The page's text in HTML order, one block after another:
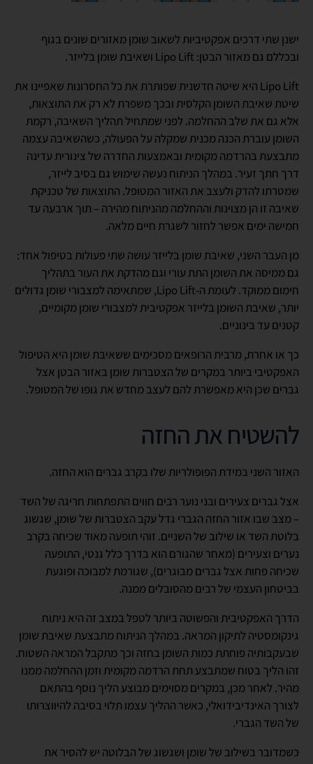
ישנן שתי דרכים אפקטיביות לשאוב שומן מאזורים שונים בגוף
ובכללם גם מאזור הבטן: Lipo Lift ושאיבת שומן בלייזר.
Lipo Lift היא שיטה חדשנית שפותרת את כל החסרונות שאפיינו את
שיטת שאיבת השומן הקלסית ובכך משפרת לא רק את התוצאות,
אלא גם את שלב ההחלמה. לפני שמתחיל תהליך השאיבה, רקמת
השומן עוברת הכנה מכנית שמקלה על הפעולה, כשהשאיבה עצמה
מתבצעת בהרדמה מקומית ובאמצעות החדרה של צינורית עדינה
דרך חתך זעיר. במהלך הניתוח נעשה שימוש גם בסיב לייזר,
שמטרתו להדק ולעצב את האזור המטופל. התוצאות של טכניקת
שאיבה זו הן מצוינות וההחלמה מהניתוח מהירה – תוך ארבעה עד
חמישה ימים אפשר לחזור לשגרת חיים מלאה.
מן העבר השני, שאיבת שומן בלייזר עושה שתי פעולות בטיפול אחד:
גם ממיסה את השומן התת עורי וגם מהדקת את העור בתהליך
חימום ממוקד. לעומת ה-Lipo Lift, שמתאימה למצבורי שומן גדולים
יותר, שאיבת השומן בלייזר אפקטיבית למצבורי שומן מקומיים,
קטנים עד בינוניים.
כך או אחרת, מרבית הרופאים מסכימים ששאיבת שומן היא הטיפול
האפקטיבי ביותר במקרים של הצטברות שומן באזור הבטן אצל
גברים שכן היא מאפשרת להם לעצב מחדש את גופו של המטופל.
להשטיח את החזה
האזור השני במידת הפופולריות שלו בקרב גברים הוא החזה.
אצל גברים צעירים ובני נוער רבים חווים התפתחות חריגה של השד
– מצב שבו אזור החזה הגברי גדל עקב הצטברות של שומן, שגשוג
בלוטת השד או שילוב של השניים. זוהי תופעה מאוד שכיחה בקרב
נערים וצעירים (מאחר שהגורם הוא בדרך כלל גנטי, התופעה
שכיחה פחות אצל גברים מבוגרים), שגורמת למבוכה ופוגעת
בביטחון העצמי של רבים מהסובלים ממנה.
הדרך האפקטיבית והפשוטה ביותר לטפל במצב זה היא ניתוח
גינקומסטיה לתיקון המראה. במהלך הניתוח מתבצעת שאיבת שומן
שבעקבותיה פוחתת כמות השומן בחזה וכך מתקבל המראה השטוח.
זהו הליך בטוח שמתבצע תחת הרדמה מקומית וזמן ההחלמה ממנו
מהיר. לאחר מכן, במקרים מסוימים מבוצע הליך נוסף בהתאם
לצורך האינדיבידואלי, כאשר ההליך עצמו תלוי בסיבה להיווצרותו
של השד הגברי.
כשמדובר בשילוב של שומן ושגשוג של הבלוטה יש להסיר את